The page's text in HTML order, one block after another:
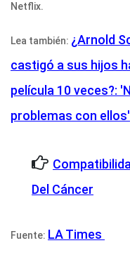
Netflix.
Lea también: ¿Arnold
castigó a sus hijos
película 10 veces?:
problemas con ellos'
Del Cáncer
Fuente: LA Times